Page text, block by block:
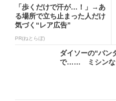
「歩くだけで汗が…！」→あ
る場所で立ち止まった人だけ
気づく“レア広告”
PR(ねとらぼ)
ダイソーの“バン
で…… ミシンな